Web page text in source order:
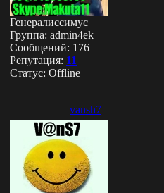
Генералиссимус
Группа: admin4ek
Сообщений: 176
Репутация: 11
Статус: Offline
vansh7